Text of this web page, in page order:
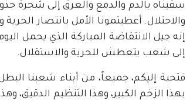
سقيناه بالدم والدمع والعرق إلى شجرة
والاحتلال. أعطيتمونا الأمل بانتصار
إنه جيل الانتفاضة المباركة الذي يحمل
إلى شعب يتعطش للحرية والاستقلال.
فتحية إليكم، جميعاً، من أبناء شعبنا
بهذا الزخم الكبير، وهذا التنظيم الدقيق،